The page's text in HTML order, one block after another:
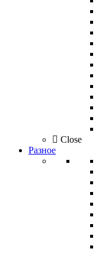
Close
Разное